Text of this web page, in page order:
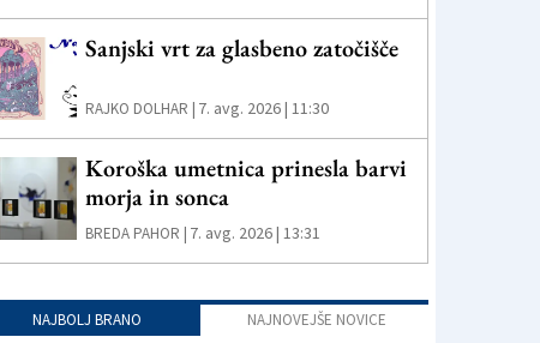
Sanjski vrt za glasbeno zatočišče
RAJKO DOLHAR | 7. avg. 2026 | 11:30
Koroška umetnica prinesla barvi
morja in sonca
BREDA PAHOR | 7. avg. 2026 | 13:31
NAJBOLJ BRANO NAJNOVEJŠE NOVICE